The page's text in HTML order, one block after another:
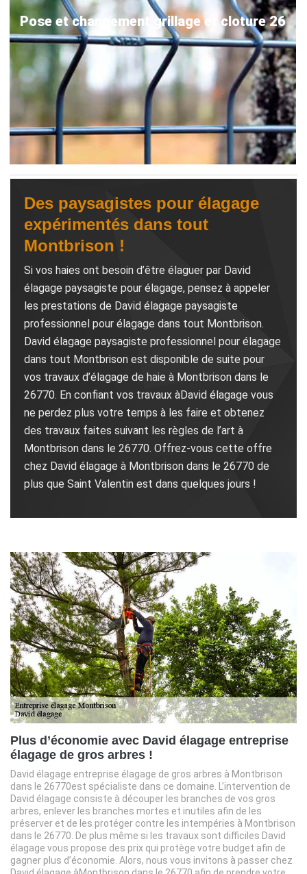
Pose et changement grillage et cloture 26
Des paysagistes pour élagage
expérimentés dans tout
Montbrison !
Si vos haies ont besoin d’être élaguer par David
élagage paysagiste pour élagage, pensez à appeler
les prestations de David élagage paysagiste
professionnel pour élagage dans tout Montbrison.
David élagage paysagiste professionnel pour élagage
dans tout Montbrison est disponible de suite pour
vos travaux d’élagage de haie à Montbrison dans le
26770. En confiant vos travaux àDavid élagage vous
ne perdez plus votre temps à les faire et obtenez
des travaux faites suivant les règles de l’art à
Montbrison dans le 26770. Offrez-vous cette offre
chez David élagage à Montbrison dans le 26770 de
plus que Saint Valentin est dans quelques jours !
Plus d’économie avec David élagage entreprise
élagage de gros arbres !
David élagage entreprise élagage de gros arbres à Montbrison
dans le 26770est spécialiste dans ce domaine. L’intervention de
David élagage consiste à découper les branches de vos gros
arbres, enlever les branches mortes et inutiles afin de les
préserver et de les protéger contre les intempéries à Montbrison
dans le 26770. De plus même si les travaux sont difficiles David
élagage vous propose des prix qui protège votre budget afin de
gagner plus d’économie. Alors, nous vous invitons à passer chez